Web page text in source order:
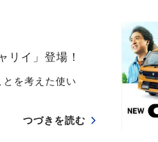
リイ」登場！
を考えた使い
つづきを読む